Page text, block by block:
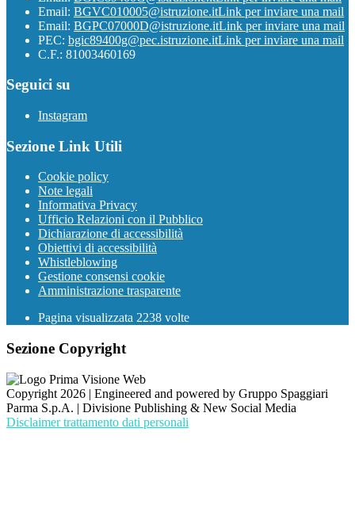
Email: BGVC010005@istruzione.itLink per inviare una mail
Email: BGPC07000D@istruzione.itLink per inviare una mail
PEC: bgic89400g@pec.istruzione.itLink per inviare una mail
C.F.: 81003460169
Seguici su
Instagram
Sezione Link Utili
Cookie policy
Note legali
Informativa Privacy
Ufficio Relazioni con il Pubblico
Dichiarazione di accessibilità
Obiettivi di accessibilità
Whistleblowing
Gestione consensi cookie
Amministrazione trasparente
Pagina visualizzata 2238 volte
Sezione Copyright
Copyright 2026 | Engineered and powered by Gruppo Spaggiari
Parma S.p.A. | Divisione Publishing & New Social Media
Disclaimer trattamento dati personali